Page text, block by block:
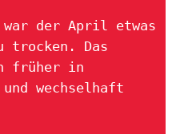
war der April etwas
trocken. Das
früher in
wechselhaft